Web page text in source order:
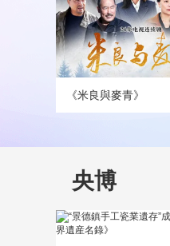
《米良與麥青》
央博